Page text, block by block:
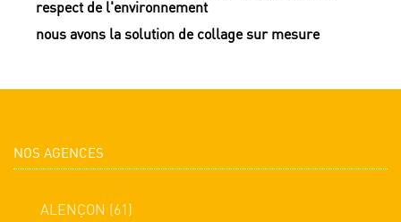
respect de l'environnement
nous avons la solution de collage sur mesure
NOS AGENCES
ALENÇON (61)